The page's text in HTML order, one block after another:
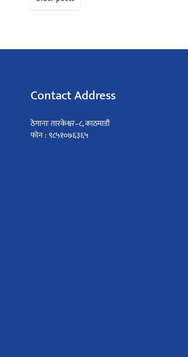
navigation
Contact Address
ठेगानाः तारकेश्वर–८, काठमाडौं
फोन : ९८५१०७६३६५